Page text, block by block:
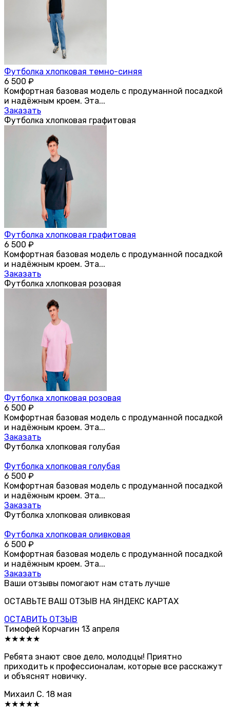
Футболка хлопковая темно-синяя
6 500 ₽
Комфортная базовая модель с продуманной посадкой
и надёжным кроем. Эта...
Заказать
Футболка хлопковая графитовая
Футболка хлопковая графитовая
6 500 ₽
Комфортная базовая модель с продуманной посадкой
и надёжным кроем. Эта...
Заказать
Футболка хлопковая розовая
Футболка хлопковая розовая
6 500 ₽
Комфортная базовая модель с продуманной посадкой
и надёжным кроем. Эта...
Заказать
Футболка хлопковая голубая
Футболка хлопковая голубая
6 500 ₽
Комфортная базовая модель с продуманной посадкой
и надёжным кроем. Эта...
Заказать
Футболка хлопковая оливковая
Футболка хлопковая оливковая
6 500 ₽
Комфортная базовая модель с продуманной посадкой
и надёжным кроем. Эта...
Заказать
Ваши отзывы помогают нам стать лучше
ОСТАВЬТЕ ВАШ ОТЗЫВ НА ЯНДЕКС КАРТАХ
ОСТАВИТЬ ОТЗЫВ
Тимофей Корчагин 13 апреля
★★★★★
Ребята знают свое дело, молодцы! Приятно
приходить к профессионалам, которые все расскажут
и объяснят новичку.
Михаил С. 18 мая
★★★★★